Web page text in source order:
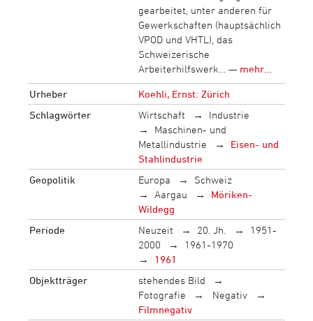
gearbeitet, unter anderen für
Gewerkschaften (hauptsächlich
VPOD und VHTL), das
Schweizerische
Arbeiterhilfswerk… — mehr...
Urheber
Koehli, Ernst: Zürich
Schlagwörter
Wirtschaft
Industrie
Maschinen- und
Metallindustrie
Eisen- und
Stahlindustrie
Geopolitik
Europa
Schweiz
Aargau
Möriken-
Wildegg
Periode
Neuzeit 20. Jh.
1951-
2000
1961-1970
1961
Objektträger
stehendes Bild
Fotografie
Negativ
Filmnegativ